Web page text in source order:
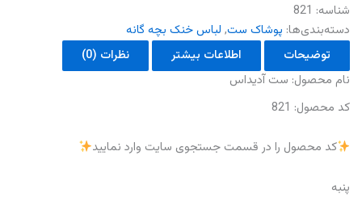
شناسه: 821
دسته‌بندی‌ها: پوشاک ست, لباس خنک بچه گانه
توضیحات
اطلاعات بیشتر
نظرات (0)
نام محصول: ست آدیداس
کد محصول: 821
کد محصول را در قسمت جستجوی سایت وارد نمایید
پنبه